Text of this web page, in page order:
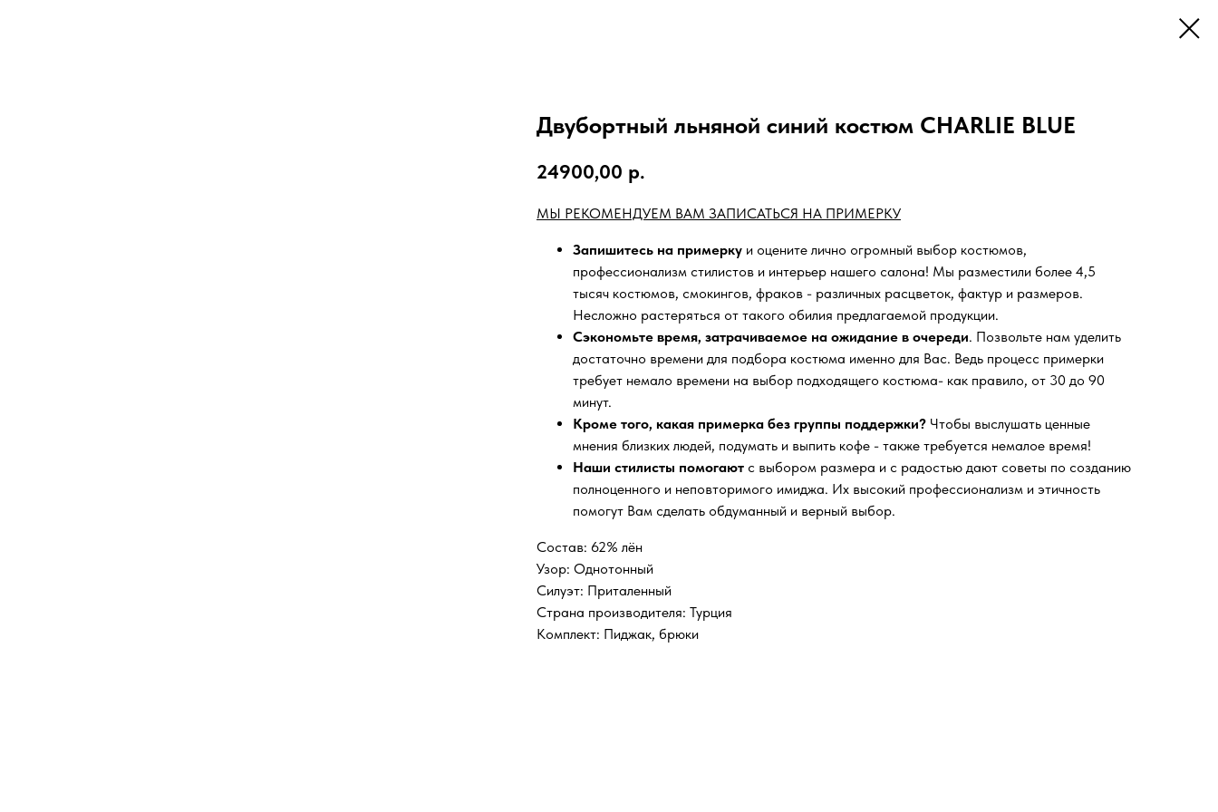
Двубортный льняной синий костюм CHARLIE BLUE
24900,00 р.
МЫ РЕКОМЕНДУЕМ ВАМ ЗАПИСАТЬСЯ НА ПРИМЕРКУ
Запишитесь на примерку и оцените лично огромный выбор костюмов,
профессионализм стилистов и интерьер нашего салона! Мы разместили более 4,5
тысяч костюмов, смокингов, фраков - различных расцветок, фактур и размеров.
Несложно растеряться от такого обилия предлагаемой продукции.
Сэкономьте время, затрачиваемое на ожидание в очереди. Позвольте нам уделить
достаточно времени для подбора костюма именно для Вас. Ведь процесс примерки
требует немало времени на выбор подходящего костюма- как правило, от 30 до 90
минут.
Кроме того, какая примерка без группы поддержки? Чтобы выслушать ценные
мнения близких людей, подумать и выпить кофе - также требуется немалое время!
Наши стилисты помогают с выбором размера и с радостью дают советы по созданию
полноценного и неповторимого имиджа. Их высокий профессионализм и этичность
помогут Вам сделать обдуманный и верный выбор.
Состав: 62% лён
Узор: Однотонный
Силуэт: Приталенный
Страна производителя: Турция
Комплект: Пиджак, брюки